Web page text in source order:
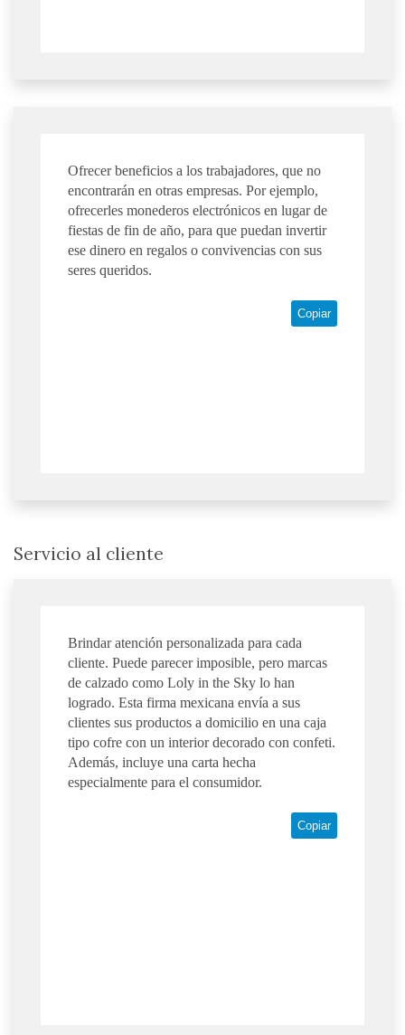
Ofrecer beneficios a los trabajadores, que no
encontrarán en otras empresas. Por ejemplo,
ofrecerles monederos electrónicos en lugar de
fiestas de fin de año, para que puedan invertir
ese dinero en regalos o convivencias con sus
seres queridos.
Copiar
Servicio al cliente
Brindar atención personalizada para cada
cliente. Puede parecer imposible, pero marcas
de calzado como Loly in the Sky lo han
logrado. Esta firma mexicana envía a sus
clientes sus productos a domicilio en una caja
tipo cofre con un interior decorado con confeti.
Además, incluye una carta hecha
especialmente para el consumidor.
Copiar